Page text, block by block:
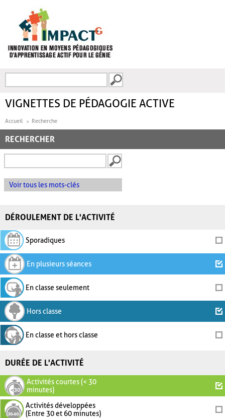
FORMULAIRE DE
VIGNETTES DE PÉDAGOGIE ACTIVE
Accueil Recherche
RECHERCHER
Voir tous les mots-clés
DÉROULEMENT DE L'ACTIVITÉ
Sporadiques
En plusieurs séances
En classe seulement
Hors classe
En classe et hors classe
DURÉE DE L'ACTIVITÉ
Activités courtes (< 30
minutes)
Activités développées
(Entre 30 et 60 minutes)